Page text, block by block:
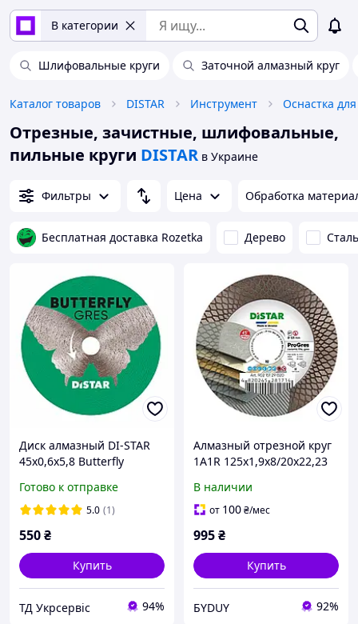
В категории
Шлифовальные круги Заточной алмазный круг
Каталог товаров DISTAR Инструмент Оснастка
Отрезные, зачистные, шлифовальные,
пильные круги DISTAR в Украине
Фильтры Цена Обработка
Бесплатная доставка Rozetka Дерево Сталь
Диск алмазный DI-STAR
45x0,6x5,8 Butterfly
Готово к отправке
5.0 (1)
550₴
Купить
ТД Укрсервіс 94%
Алмазный отрезной круг
1A1R 125x1,9x8/20x22,23
В наличии
от 100₴/мес
995₴
Купить
БYDUY 92%